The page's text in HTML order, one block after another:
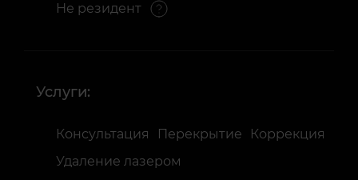
Не резидент
Услуги:
Консультация Перекрытие
Коррекция
Удаление лазером